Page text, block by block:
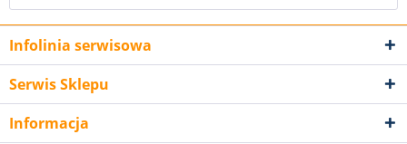
Infolinia serwisowa
Serwis Sklepu
Informacja